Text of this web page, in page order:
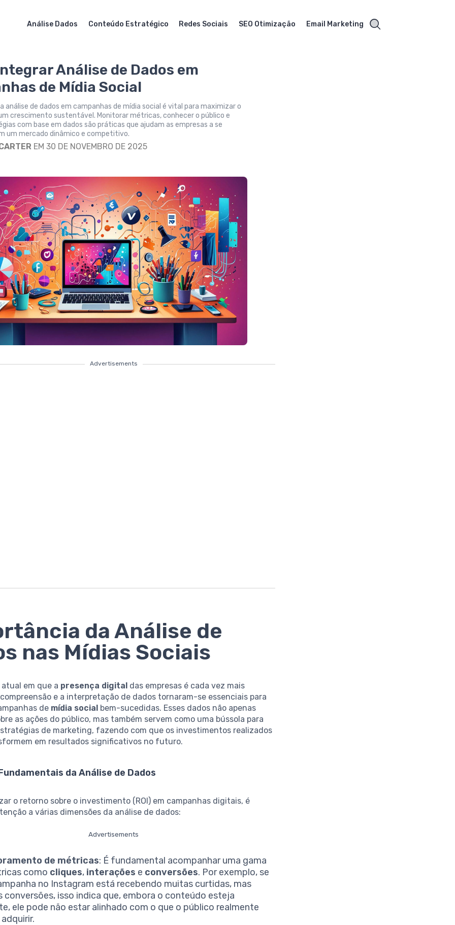
Análise Dados Conteúdo Estratégico Redes Sociais SEO Otimização Email Marketing
Análise de Dados em
de Mídia Social
análise de dados em campanhas de mídia social é vital para maximizar o
crescimento sustentável. Monitorar métricas, conhecer o público e
com base em dados são práticas que ajudam as empresas a se
um mercado dinâmico e competitivo.
EM 30 DE NOVEMBRO DE 2025
Advertisements
da Análise de
nas Mídias Sociais
em que a presença digital das empresas é cada vez mais
e a interpretação de dados tornaram-se essenciais para
de mídia social bem-sucedidas. Esses dados não apenas
as ações do público, mas também servem como uma bússola para
de marketing, fazendo com que os investimentos realizados
em resultados significativos no futuro.
da Análise de Dados
o retorno sobre o investimento (ROI) em campanhas digitais, é
a várias dimensões da análise de dados:
Advertisements
de métricas: É fundamental acompanhar uma gama
como cliques, interações e conversões. Por exemplo, se
no Instagram está recebendo muitas curtidas, mas
conversões, isso indica que, embora o conteúdo esteja
ele pode não estar alinhado com o que o público realmente